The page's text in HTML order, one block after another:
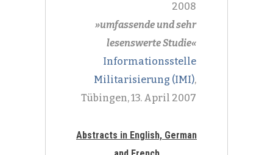
2008
»umfassende und sehr
lesenswerte Studie«
Informationsstelle
Militarisierung (IMI),
Tübingen, 13. April 2007
Abstracts in English, German